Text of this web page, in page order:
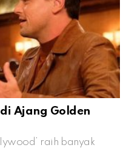
Ajang Golden
raih banyak